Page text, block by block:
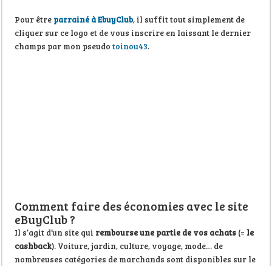
Pour être parrainé à EbuyClub, il suffit tout simplement de
cliquer sur ce logo et de vous inscrire en laissant le dernier
champs par mon pseudotoinou43.
Comment faire des économies avec le site
eBuyClub ?
Il s’agit d’un site qui rembourse une partie de vos achats (= le
cashback). Voiture, jardin, culture, voyage, mode… de
nombreuses catégories de marchands sont disponibles sur le